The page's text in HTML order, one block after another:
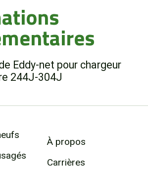
Eddy-net pour chargeur
244J-304J
À propos
Carrières